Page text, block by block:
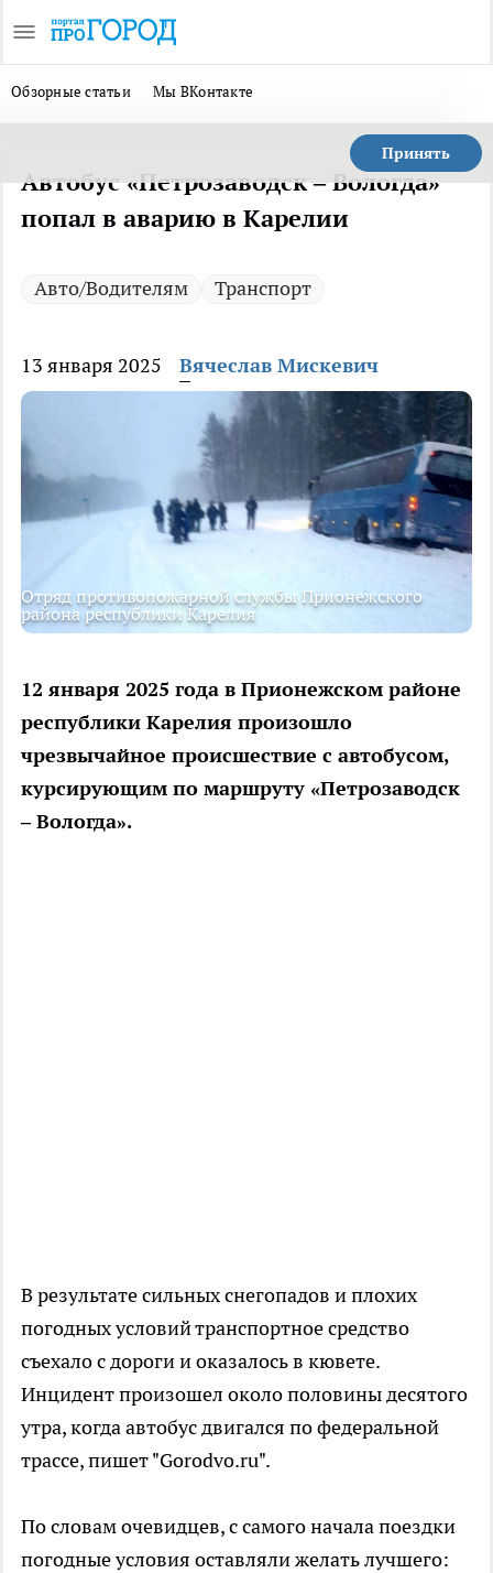
Обзорные статьи Мы ВКонтакте
Принять
Автобус «Петрозаводск – Вологда»
попал в аварию в Карелии
Авто/Водителям Транспорт
13 января 2025 Вячеслав Мискевич
Отряд противопожарной службы Прионежского
района республики Карелия
12 января 2025 года в Прионежском районе
республики Карелия произошло
чрезвычайное происшествие с автобусом,
курсирующим по маршруту «Петрозаводск
– Вологда».
В результате сильных снегопадов и плохих
погодных условий транспортное средство
съехало с дороги и оказалось в кювете.
Инцидент произошел около половины десятого
утра, когда автобус двигался по федеральной
трассе, пишет "Gorodvo.ru".
По словам очевидцев, с самого начала поездки
погодные условия оставляли желать лучшего: